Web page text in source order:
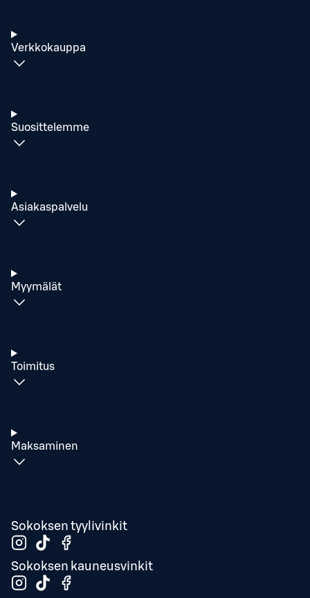
Verkkokauppa
Suosittelemme
Asiakaspalvelu
Myymälät
Toimitus
Maksaminen
Sokoksen tyylivinkit
Sokoksen kauneusvinkit